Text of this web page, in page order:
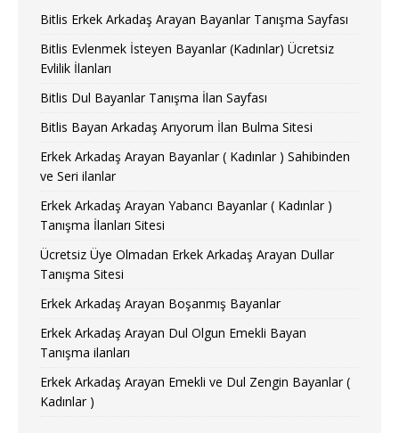
Bitlis Erkek Arkadaş Arayan Bayanlar Tanışma Sayfası
Bitlis Evlenmek İsteyen Bayanlar (Kadınlar) Ücretsiz
Evlilik İlanları
Bitlis Dul Bayanlar Tanışma İlan Sayfası
Bitlis Bayan Arkadaş Arıyorum İlan Bulma Sitesi
Erkek Arkadaş Arayan Bayanlar ( Kadınlar ) Sahibinden
ve Seri ilanlar
Erkek Arkadaş Arayan Yabancı Bayanlar ( Kadınlar )
Tanışma İlanları Sitesi
Ücretsiz Üye Olmadan Erkek Arkadaş Arayan Dullar
Tanışma Sitesi
Erkek Arkadaş Arayan Boşanmış Bayanlar
Erkek Arkadaş Arayan Dul Olgun Emekli Bayan
Tanışma ilanları
Erkek Arkadaş Arayan Emekli ve Dul Zengin Bayanlar (
Kadınlar )